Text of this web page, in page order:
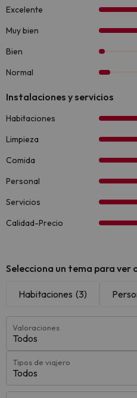
Selecciona un tema para ver
Habitaciones (3)
Valoraciones
Todos
Tipos de viajero
Todos